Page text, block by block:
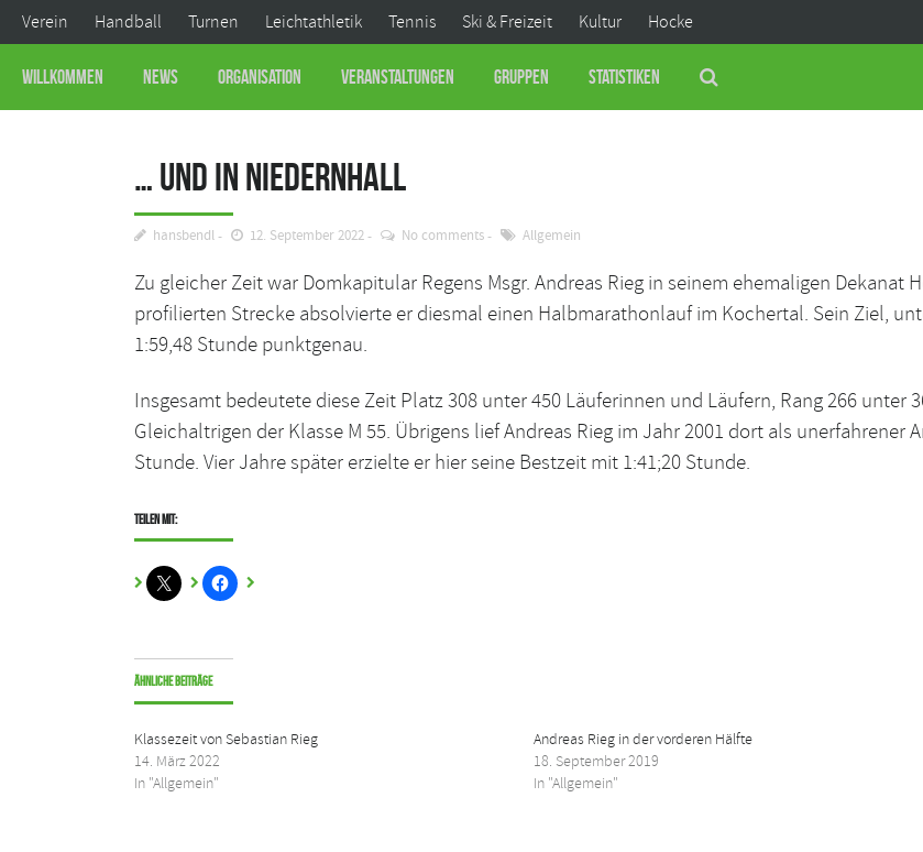
Verein Handball Turnen Leichtathletik Tennis Ski & Freizeit Kultur Hocke
Willkommen News Organisation Veranstaltungen Gruppen Statistiken
… und in Niedernhall
hansbendl 12. September 2022 No comments Allgemein
Zu gleicher Zeit war Domkapitular Regens Msgr. Andreas Rieg in seinem ehemaligen
profilierten Strecke absolvierte er diesmal einen Halbmarathonlauf im Kochertal. Sein Ziel,
1:59,48 Stunde punktgenau.
Insgesamt bedeutete diese Zeit Platz 308 unter 450 Läuferinnen und Läufern, Rang 266 unter
Gleichaltrigen der Klasse M 55. Übrigens lief Andreas Rieg im Jahr 2001 dort als unerfahrener
Stunde. Vier Jahre später erzielte er hier seine Bestzeit mit 1:41;20 Stunde.
Teilen mit:
Ähnliche Beiträge
Klassezeit von Sebastian Rieg
14. März 2022
In "Allgemein"
Andreas Rieg in der vorderen Hälfte
18. September 2019
In "Allgemein"